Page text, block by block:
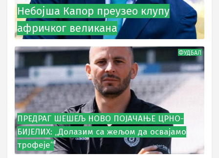
Небојша Капор преузео клупу
афричког великана
ФУДБАЛ
ПРЕДРАГ ШЕШЕЉ НОВО ПОЈАЧАЊЕ ЦРНО-
БИЈЕЛИХ: „Долазим са жељом да освајамо
трофеје“